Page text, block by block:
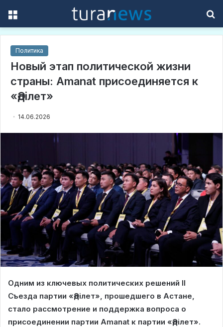
Политика
Новый этап политической жизни
страны: Amanat присоединяется к
«Әділет»
14.06.2026
Одним из ключевых политических решений II
Съезда партии «Әділет», прошедшего в Астане,
стало рассмотрение и поддержка вопроса о
присоединении партии Amanat к партии «Әділет».